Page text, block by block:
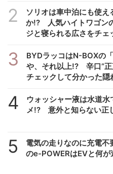
2
ソリオは車中泊にも使え
か!? 人気ハイトワゴン
ジと寝られる広さをチェ
3
BYDラッコはN-BOXの
や、それ以上!? 辛口”正
チェックして分かった隠
4
ウォッシャー液は水道水
メ!? 意外と知らない正
5
電気の走りなのに充電
のe-POWERはEVと何が